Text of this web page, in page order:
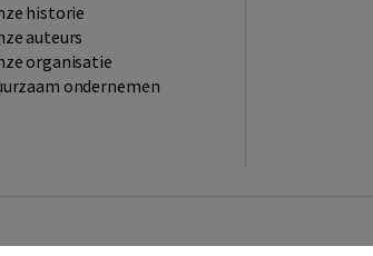
historie
auteurs
organisatie
ondernemen